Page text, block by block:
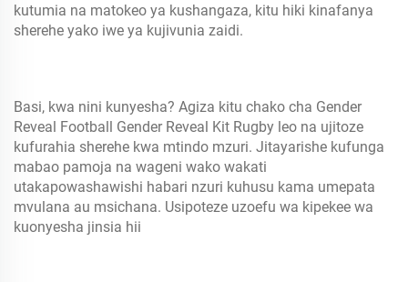
kutumia na matokeo ya kushangaza, kitu hiki kinafanya
sherehe yako iwe ya kujivunia zaidi.
Basi, kwa nini kunyesha? Agiza kitu chako cha Gender
Reveal Football Gender Reveal Kit Rugby leo na ujitoze
kufurahia sherehe kwa mtindo mzuri. Jitayarishe kufunga
mabao pamoja na wageni wako wakati
utakapowashawishi habari nzuri kuhusu kama umepata
mvulana au msichana. Usipoteze uzoefu wa kipekee wa
kuonyesha jinsia hii